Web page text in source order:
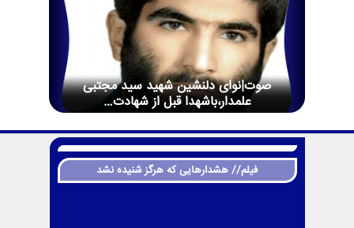
صوت|نوای دلنشین شهید سید مجتبی
علمدار،باشهدا قبل از شهادت…
فیلم// هشدارهایی که هرگز شنیده نشد